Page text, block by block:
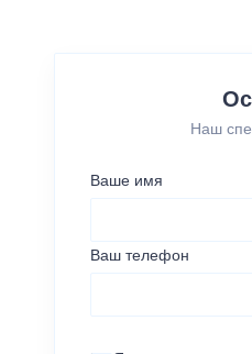
Наш
Ваше имя
Ваш телефон